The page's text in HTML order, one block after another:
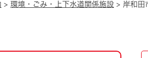
学習・スポーツ
報 まちづくり・協働
福祉・介護
総合計画
職員採用情報
オープンデータ
> 環境・ごみ・上下水道関係施設 > 岸和田